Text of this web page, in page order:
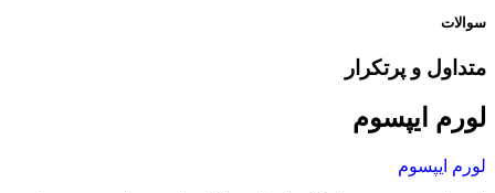
سوالات
متداول و پرتکرار
لورم ایپسوم
لورم ایپسوم